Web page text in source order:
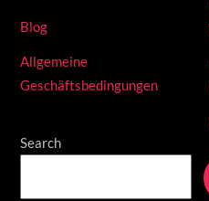
Blog
Allgemeine
Geschäftsbedingungen
Search